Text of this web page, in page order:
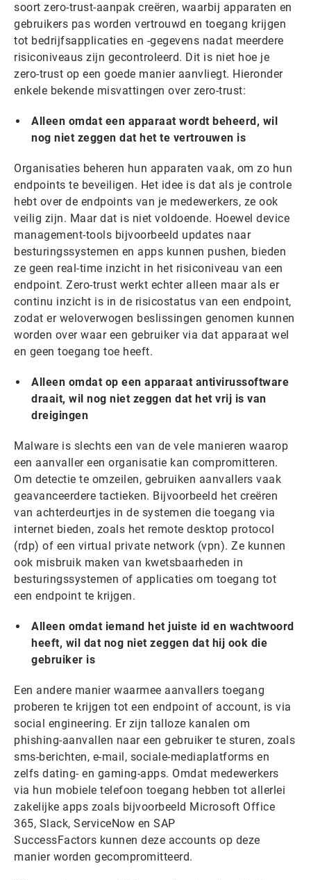
soort zero-trust-aanpak creëren, waarbij apparaten en
gebruikers pas worden vertrouwd en toegang krijgen
tot bedrijfsapplicaties en -gegevens nadat meerdere
risiconiveaus zijn gecontroleerd. Dit is niet hoe je
zero-trust op een goede manier aanvliegt. Hieronder
enkele bekende misvattingen over zero-trust:
Alleen omdat een apparaat wordt beheerd, wil
nog niet zeggen dat het te vertrouwen is‍
Organisaties beheren hun apparaten vaak, om zo hun
endpoints te beveiligen. Het idee is dat als je controle
hebt over de endpoints van je medewerkers, ze ook
veilig zijn. Maar dat is niet voldoende. Hoewel device
management-tools bijvoorbeeld updates naar
besturingssystemen en apps kunnen pushen, bieden
ze geen real-time inzicht in het risiconiveau van een
endpoint. Zero-trust werkt echter alleen maar als er
continu inzicht is in de risicostatus van een endpoint,
zodat er weloverwogen beslissingen genomen kunnen
worden over waar een gebruiker via dat apparaat wel
en geen toegang toe heeft.
Alleen omdat op een apparaat antivirussoftware
draait, wil nog niet zeggen dat het vrij is van
dreigingen‍
Malware is slechts een van de vele manieren waarop
een aanvaller een organisatie kan compromitteren.
Om detectie te omzeilen, gebruiken aanvallers vaak
geavanceerdere tactieken. Bijvoorbeeld het creëren
van achterdeurtjes in de systemen die toegang via
internet bieden, zoals het remote desktop protocol
(rdp) of een virtual private network (vpn). Ze kunnen
ook misbruik maken van kwetsbaarheden in
besturingssystemen of applicaties om toegang tot
een endpoint te krijgen.‍
Alleen omdat iemand het juiste id en wachtwoord
heeft, wil dat nog niet zeggen dat hij ook die
gebruiker is
Een andere manier waarmee aanvallers toegang
proberen te krijgen tot een ​​endpoint of account, is via
social engineering. Er zijn talloze kanalen om
phishing-aanvallen naar een gebruiker te sturen, zoals
sms-berichten, e-mail, sociale-mediaplatforms en
zelfs dating- en gaming-apps. Omdat medewerkers
via hun mobiele telefoon toegang hebben tot allerlei
zakelijke apps zoals bijvoorbeeld Microsoft Office
365, Slack, ServiceNow en SAP
SuccessFactors kunnen deze accounts op deze
manier worden gecompromitteerd.